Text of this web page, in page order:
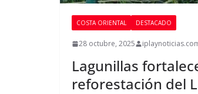
COSTA ORIENTAL DESTACADO
28 octubre, 2025
Lagunillas
reforestación del